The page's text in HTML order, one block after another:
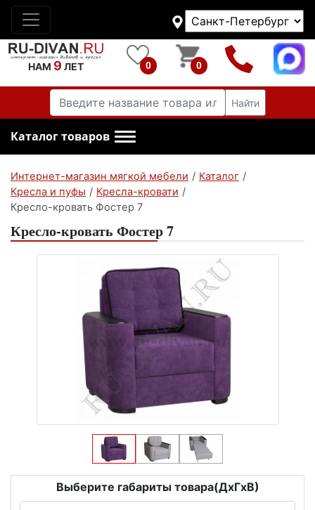
НАМ 9 ЛЕТ 0 0
Найти
Каталог товаров
Интернет-магазин мягкой мебели / Каталог /
Кресла и пуфы / Кресла-кровати /
Кресло-кровать Фостер 7
Кресло-кровать Фостер 7
Выберите габариты товара(ДxГxВ)